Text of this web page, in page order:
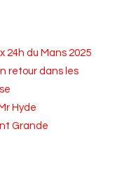
24h du Mans 2025
retour dans les
Hyde
Grande